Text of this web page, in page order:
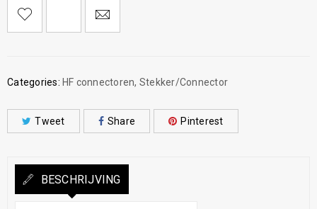
Categories: HF connectoren, Stekker/Connector
Tweet Share Pinterest
BESCHRIJVING